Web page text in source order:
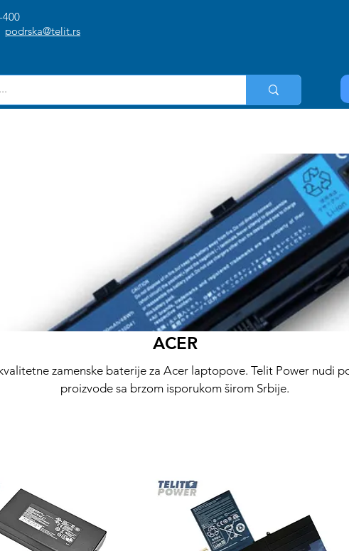
400
podrska@telit.rs
ACER
zamenske baterije za Acer laptopove. Telit Power nudi
proizvode sa brzom isporukom širom Srbije.